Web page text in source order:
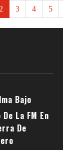
3 4 5
Bajo
De La FM En
De